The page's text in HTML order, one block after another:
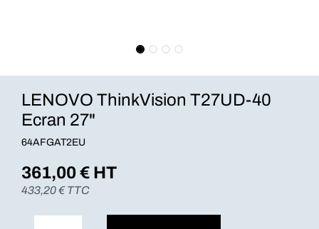
LENOVO ThinkVision T27UD-40
Ecran 27"
64AFGAT2EU
361,00€ HT
433,20€ TTC